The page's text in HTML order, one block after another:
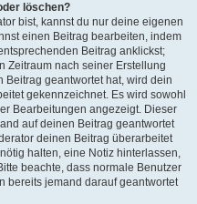
löschen?
bist, kannst du nur deine eigenen
einen Beitrag bearbeiten, indem
Beitrag anklickst;
Zeitraum nach seiner Erstellung
geantwortet hat, wird dein
gekennzeichnet. Es wird sowohl
Bearbeitungen angezeigt. Dieser
auf deinen Beitrag geantwortet
deinen Beitrag überarbeitet
halten, eine Notiz hinterlassen,
beachte, dass normale Benutzer
bereits jemand darauf geantwortet